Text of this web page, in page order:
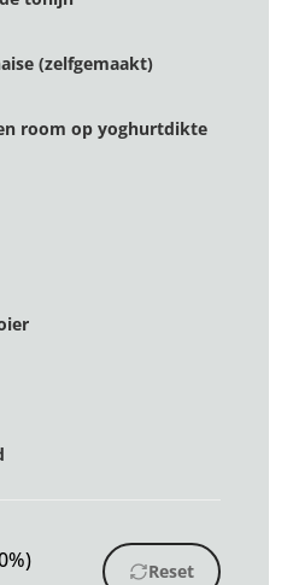
(zelfgemaakt)
room op yoghurtdikte
Reset